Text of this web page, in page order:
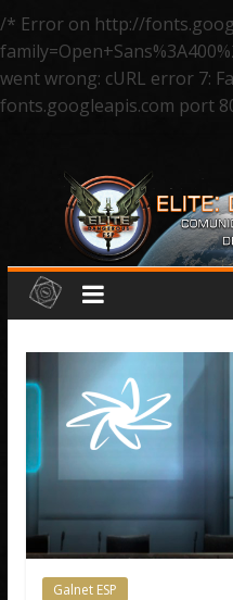
/* Error on http://
went wrong: cURL error 7:
fonts.googleapis.com port
Galnet ESP